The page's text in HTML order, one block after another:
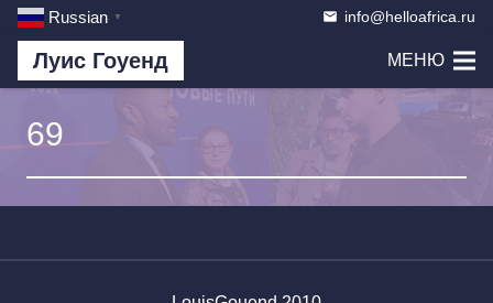
Russian ▼ email info@helloafrica.ru
Луис Гоуенд МЕНЮ
69